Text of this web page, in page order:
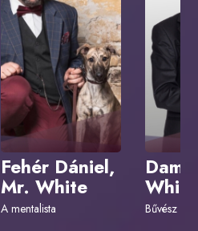
Fehér Dániel,
Mr. White
A mentalista
White
Bűvész